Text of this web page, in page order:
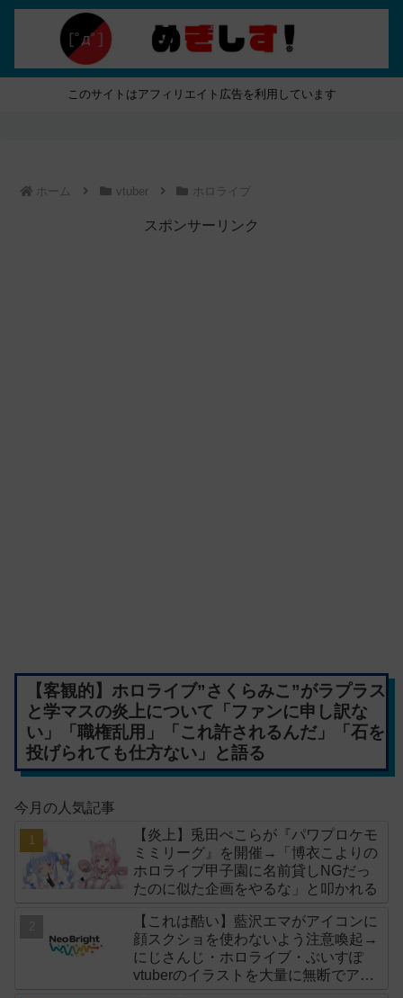
このサイトはアフィリエイト広告を利用しています
ホーム vtuber ホロライブ
スポンサーリンク
【客観的】ホロライブ”さくらみこ”がラプラス
と学マスの炎上について「ファンに申し訳な
い」「職権乱用」「これ許されるんだ」「石を
投げられても仕方ない」と語る
今月の人気記事
【炎上】兎田ぺこらが『パワプロケモ
ミミリーグ』を開催→「博衣こよりの
ホロライブ甲子園に名前貸しNGだっ
たのに似た企画をやるな」と叩かれる
【これは酷い】藍沢エマがアイコンに
顔スクショを使わないよう注意喚起→
にじさんじ・ホロライブ・ぶいすぽ
vtuberのイラストを大量に無断でアイ